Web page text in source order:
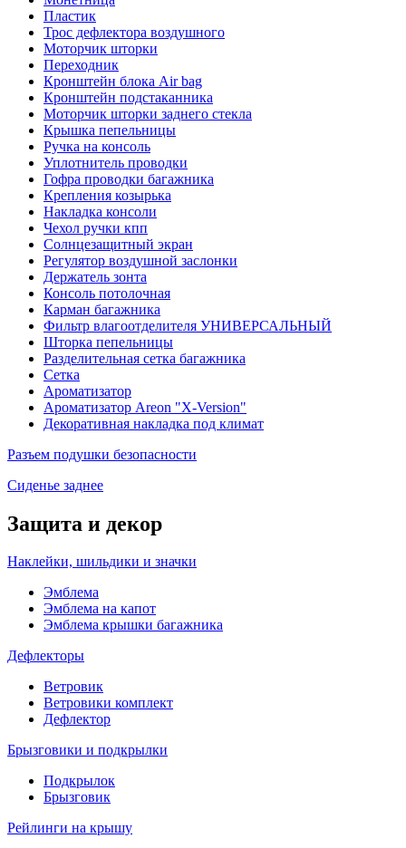
Пластик
Трос дефлектора воздушного
Моторчик шторки
Переходник
Кронштейн блока Air bag
Кронштейн подстаканника
Моторчик шторки заднего стекла
Крышка пепельницы
Ручка на консоль
Уплотнитель проводки
Гофра проводки багажника
Крепления козырька
Накладка консоли
Чехол ручки кпп
Солнцезащитный экран
Регулятор воздушной заслонки
Держатель зонта
Консоль потолочная
Карман багажника
Фильтр влагоотделителя УНИВЕРСАЛЬНЫЙ
Шторка пепельницы
Разделительная сетка багажника
Сетка
Ароматизатор
Ароматизатор Areon "X-Version"
Декоративная накладка под климат
Разъем подушки безопасности
Сиденье заднее
Защита и декор
Наклейки, шильдики и значки
Эмблема
Эмблема на капот
Эмблема крышки багажника
Дефлекторы
Ветровик
Ветровики комплект
Дефлектор
Брызговики и подкрылки
Подкрылок
Брызговик
Рейлинги на крышу